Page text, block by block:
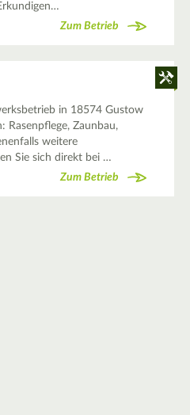
Zum Betrieb
in 18574 Gustow
Rasenpflege, Zaunbau,
weitere
Sie sich direkt bei …
Zum Betrieb